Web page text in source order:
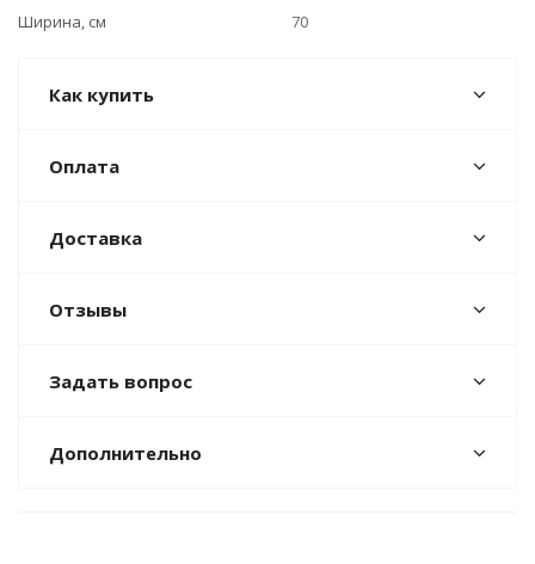
Ширина, см
70
Как купить
Оплата
Доставка
Отзывы
Задать вопрос
Дополнительно